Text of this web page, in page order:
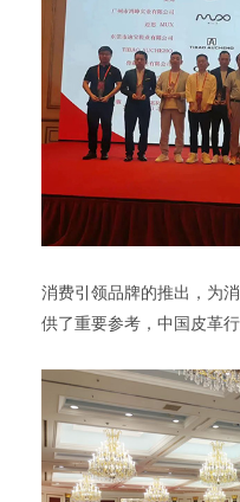
消费引领品牌的推出，为
供了重要参考，中国皮革